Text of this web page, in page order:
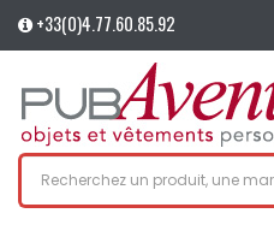
+33(0)4.77.60.85.92